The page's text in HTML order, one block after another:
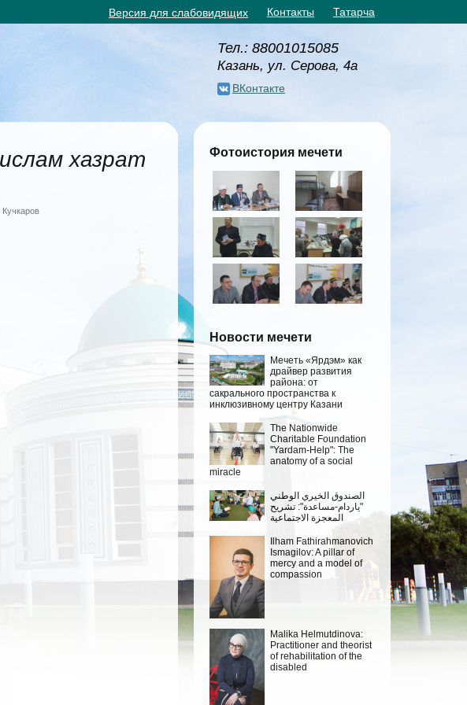
Версия для слабовидящих Контакты Татарча
Тел.: 88001015085
Казань, ул. Серова, 4а
ВКонтакте
хазрат
Фотоистория мечети
Новости мечети
Мечеть «Ярдэм» как
драйвер развития
района: от
сакрального пространства к
инклюзивному центру Казани
The Nationwide
Charitable Foundation
"Yardam-Help": The
anatomy of a social
miracle
الصندوق الخيري الوطني
"ياردام-مساعدة": تشريح
المعجزة الاجتماعية
Ilham Fathirahmanovich
Ismagilov: A pillar of
mercy and a model of
compassion
Malika Helmutdinova:
Practitioner and theorist
of rehabilitation of the
disabled